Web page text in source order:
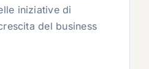
iniziative di
del business